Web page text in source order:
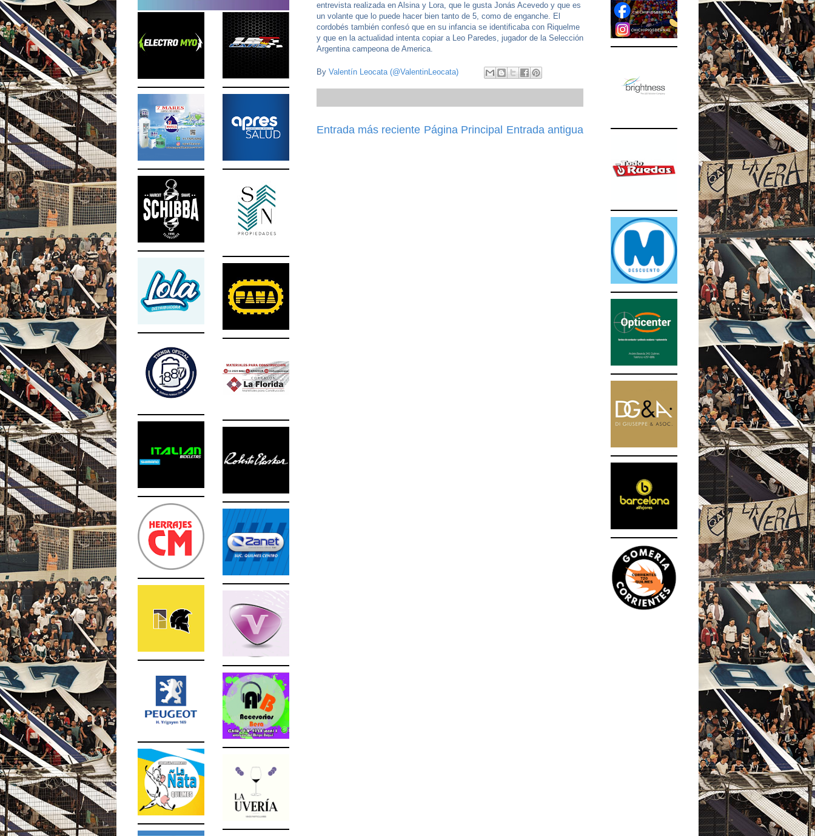
entrevista realizada en Alsina y Lora, que le gusta Jonás Acevedo y que es
un volante que lo puede hacer bien tanto de 5, como de enganche. El
cordobés también confesó que en su infancia se identificaba con Riquelme
y que en la actualidad intenta copiar a Leo Paredes, jugador de la Selección
Argentina campeona de America.
By Valentín Leocata (@ValentinLeocata)
Entrada más reciente Entrada antigua
Página Principal